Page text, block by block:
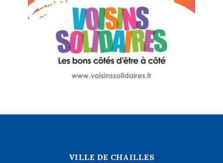
VILLE DE CHAILLES